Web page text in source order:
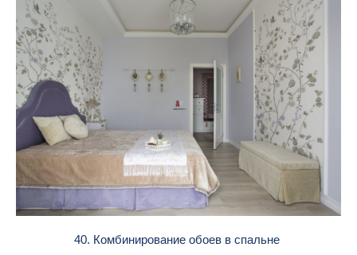
40. Комбинирование обоев в спальне